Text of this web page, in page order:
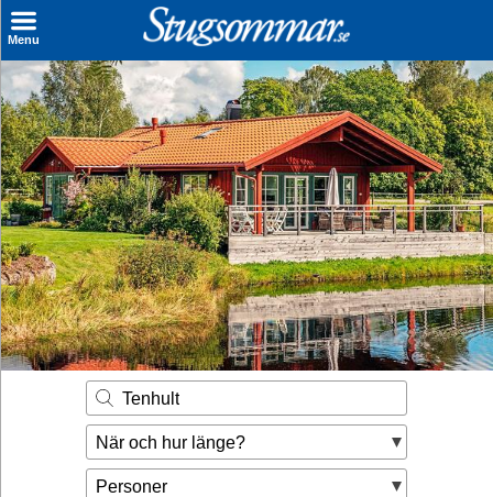
Menu
Sök stuga
Sista Minuten
Genvägar
Inspiration
Kontakt
Husägare
Se hur mycket du kan tjäna
Räkna ut din
hyresintäkt
Tenhult
När och hur länge?
Personer